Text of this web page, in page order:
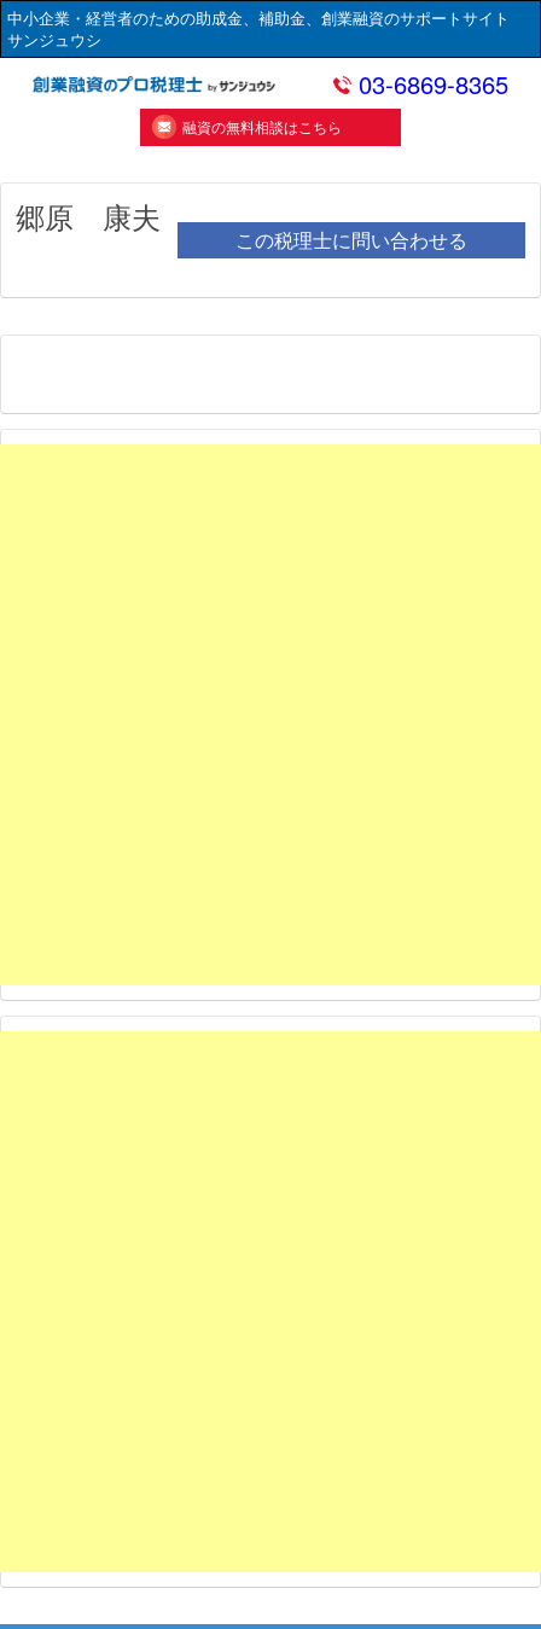
中小企業・経営者のための助成金、補助金、創業融資のサポートサイト
サンジュウシ
03-6869-8365
融資の無料相談はこちら
郷原 康夫
この税理士に問い合わせる